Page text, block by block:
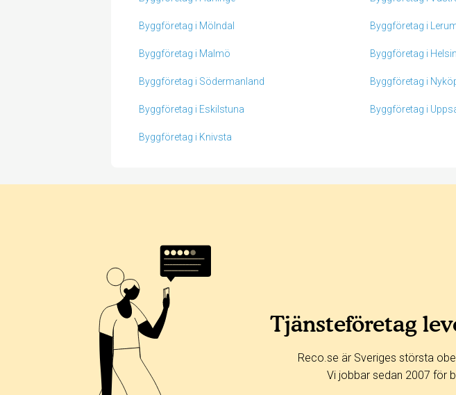
Byggföretag i Mölndal Byggföretag i
Byggföretag i Malmö Byggföretag i
Byggföretag i Södermanland Byggföretag i
Byggföretag i Eskilstuna Byggföretag i
Byggföretag i Knivsta
365 dagar 90 dagar
30 dagar
Tjänsteföretag
Reco.se är Sveriges största
Vi jobbar sedan 2007 för